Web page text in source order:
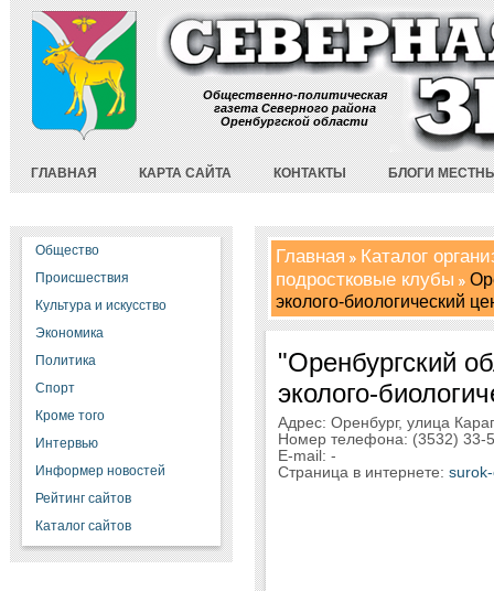
Общественно-политическая
газета Северного района
Оренбургской области
ГЛАВНАЯ КАРТА САЙТА КОНТАКТЫ БЛОГИ
Общество
Происшествия
Культура и искусство
Экономика
Политика
Спорт
Кроме того
Интервью
Информер новостей
Рейтинг сайтов
Каталог сайтов
Главная
Каталог
подростковые клубы
эколого-биологический
"Оренбургский
эколого-
Адрес: Оренбург, улица
Номер телефона: (3532) 33-
E-mail: -
Страница в интернете: